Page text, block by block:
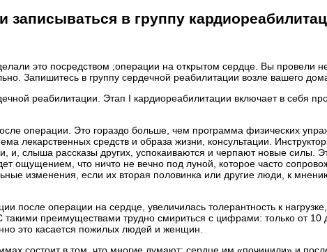
записываться в группу
это посредством ;операции на открытом сердце. Вы провели
Запишитесь в группу сердечной реабилитации возле вашего
реабилитации. Этап I кардиореабилитации включает в себя
операции. Это гораздо больше, чем программа физических
лекарственных средств и образа жизни, консультации.
и, слыша рассказы других, успокаиваются и черпают новые
ощущением, что ничто не вечно под луной, которое часто
изменения, если их вторая половинка или другие люди, к
после операции на сердце, увеличилась толерантность к
преимуществами трудно смириться с цифрами: только от 10
это касается пожилых людей и женщин.